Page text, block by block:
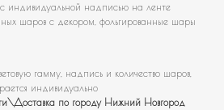
индивидуальной надписью на ленте
шаров с декором, фольгированные шары
гамму, надпись и количество шаров,
индивидуально
по городу Нижний Новгород